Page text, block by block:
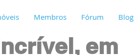
Membros Fórum Blog
em